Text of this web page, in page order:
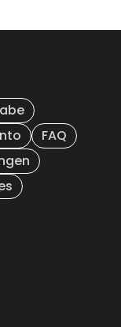
FAQ